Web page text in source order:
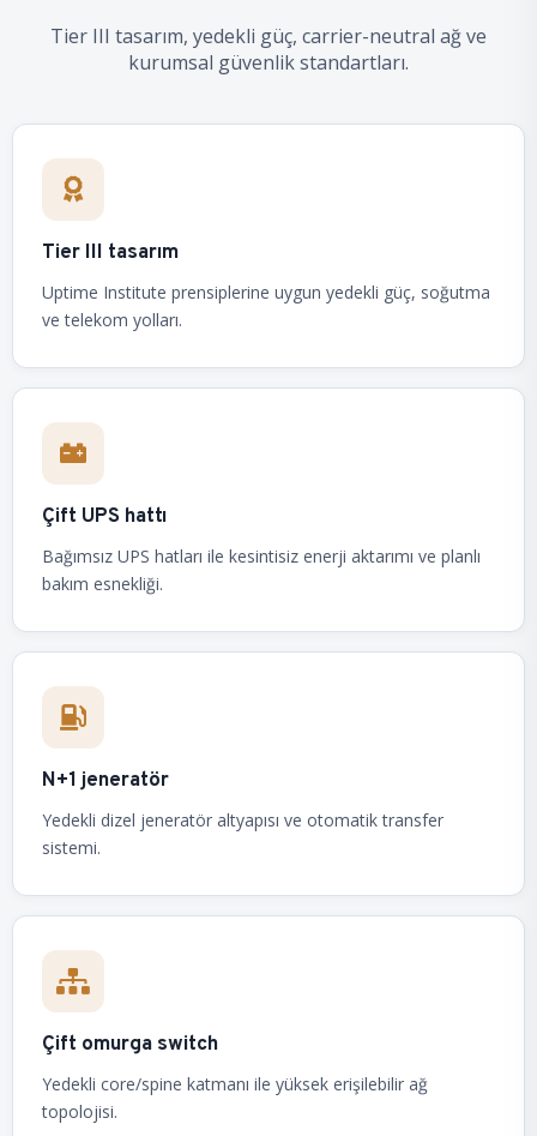
Tier III tasarım, yedekli güç, carrier-neutral ağ ve
kurumsal güvenlik standartları.
Tier III tasarım
Uptime Institute prensiplerine uygun yedekli güç, soğutma
ve telekom yolları.
Çift UPS hattı
Bağımsız UPS hatları ile kesintisiz enerji aktarımı ve planlı
bakım esnekliği.
N+1 jeneratör
Yedekli dizel jeneratör altyapısı ve otomatik transfer
sistemi.
Çift omurga switch
Yedekli core/spine katmanı ile yüksek erişilebilir ağ
topolojisi.